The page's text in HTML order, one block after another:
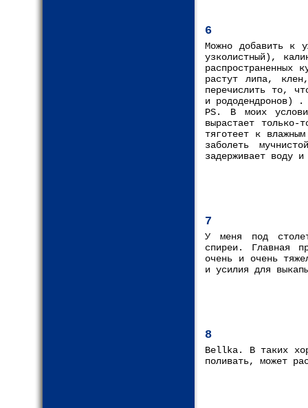
6
Можно добавить к
узколистный),
распространенных
растут липа,
перечислить то,
и рододендронов) .
PS. В моих
вырастает
тяготеет к
заболеть
задерживает воду
7
У меня под
спиреи. Главная
очень и очень
и усилия для
8
Bellka. В таких
поливать, может